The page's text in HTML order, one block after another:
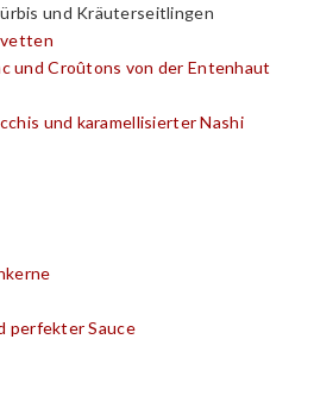
und Kräuterseitlingen
und Croûtons von der Entenhaut
und karamellisierter Nashi
perfekter Sauce